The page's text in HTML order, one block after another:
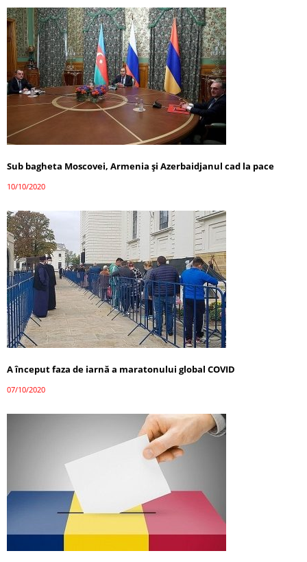
Sub bagheta Moscovei, Armenia și Azerbaidjanul cad la pace
10/10/2020
A început faza de iarnă a maratonului global COVID
07/10/2020